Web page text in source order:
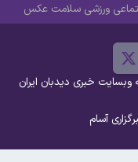
ورزشی سلامت عکس
خبری دیدبان ایران
آسام